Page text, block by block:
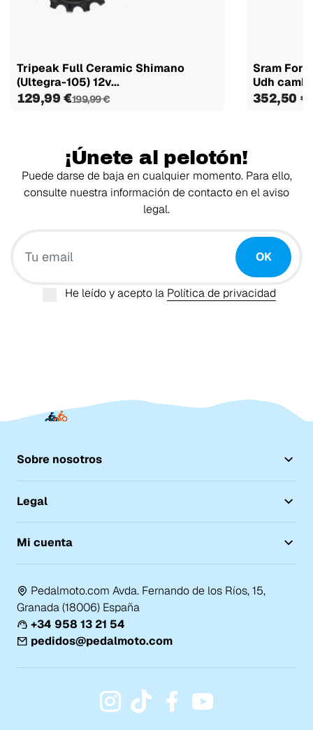
Tripeak Full Ceramic Shimano
(Ultegra-105) 12v...
129,99 €199,99 €
Sram
Udh
352,50 €
¡Únete al pelotón!
Puede darse de baja en cualquier momento. Para ello,
consulte nuestra información de contacto en el aviso
legal.
OK
He leído y acepto la Política de privacidad
Sobre nosotros
Legal
Mi cuenta
Pedalmoto.com Avda. Fernando de los Ríos, 15,
Granada (18006) España
+34 958 13 21 54
pedidos@pedalmoto.com